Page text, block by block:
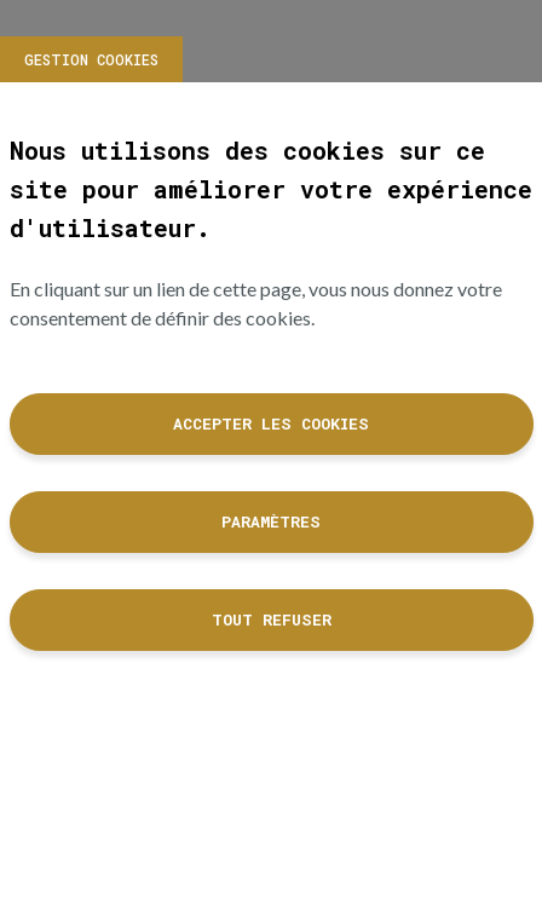
La Cité de l'accordéon et des patrimoines est un équipement culturel
GESTION COOKIES
Nous utilisons des cookies sur ce
site pour améliorer votre expérience
d'utilisateur.
En cliquant sur un lien de cette page, vous nous donnez votre
consentement de définir des cookies.
ACCEPTER LES COOKIES
PARAMÈTRES
TOUT REFUSER